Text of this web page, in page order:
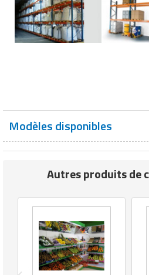
Modèles disponibles
Autres produits de